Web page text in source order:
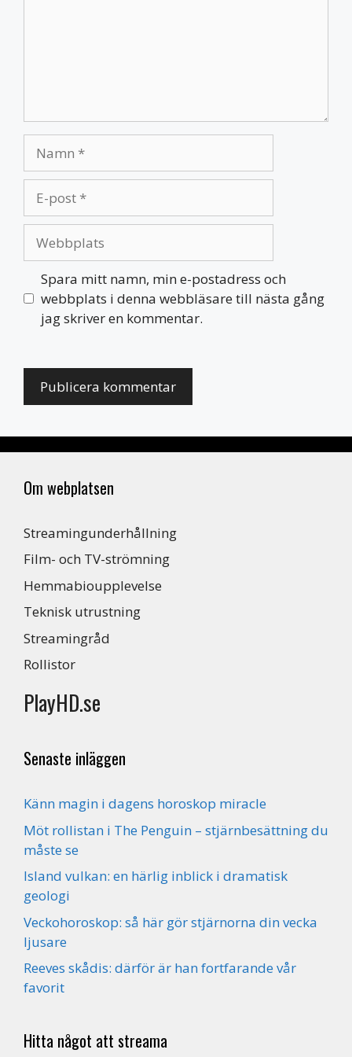
post
Spara mitt namn, min e-postadress och
webbplats i denna webbläsare till nästa gång
jag skriver en kommentar.
Om webplatsen
Streamingunderhållning
Film- och TV-strömning
Hemmabioupplevelse
Teknisk utrustning
Streamingråd
Rollistor
PlayHD.se
Senaste inläggen
Känn magin i dagens horoskop miracle
Möt rollistan i The Penguin – stjärnbesättning du
måste se
Island vulkan: en härlig inblick i dramatisk
geologi
Veckohoroskop: så här gör stjärnorna din vecka
ljusare
Reeves skådis: därför är han fortfarande vår
favorit
Hitta något att streama